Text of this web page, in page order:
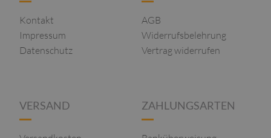
Kontakt
Impressum
Datenschutz
AGB
Widerrufsbelehrung
Vertrag widerrufen
VERSAND ZAHLUNGSARTEN